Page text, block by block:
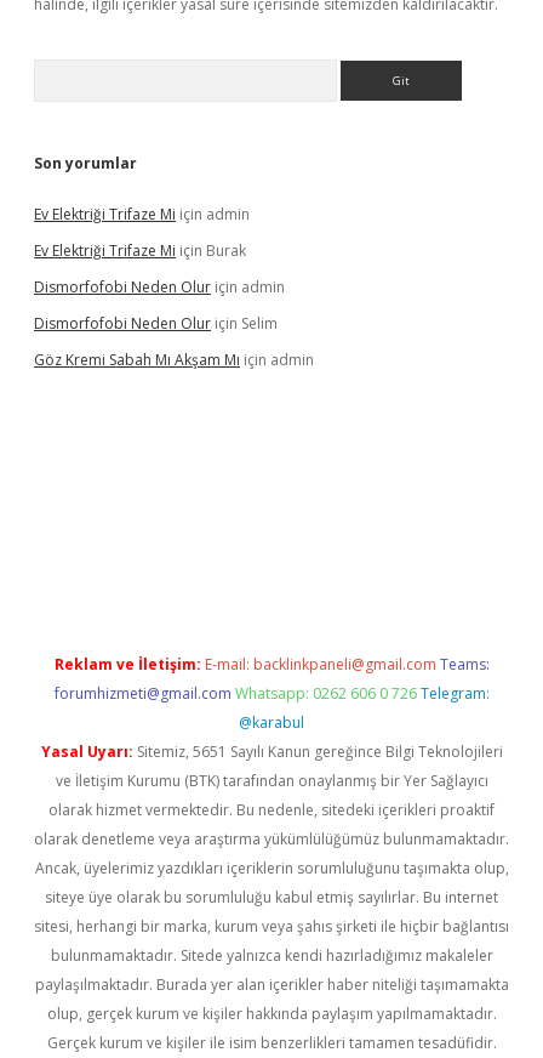
halinde, ilgili içerikler yasal süre içerisinde sitemizden kaldırılacaktır.
Son yorumlar
Ev Elektriği Trifaze Mi için admin
Ev Elektriği Trifaze Mi için Burak
Dismorfofobi Neden Olur için admin
Dismorfofobi Neden Olur için Selim
Göz Kremi Sabah Mı Akşam Mı için admin
Reklam ve İletişim: E-mail: backlinkpaneli@gmail.com Teams:
forumhizmeti@gmail.com Whatsapp: 0262 606 0 726 Telegram:
@karabul
Yasal Uyarı: Sitemiz, 5651 Sayılı Kanun gereğince Bilgi Teknolojileri
ve İletişim Kurumu (BTK) tarafından onaylanmış bir Yer Sağlayıcı
olarak hizmet vermektedir. Bu nedenle, sitedeki içerikleri proaktif
olarak denetleme veya araştırma yükümlülüğümüz bulunmamaktadır.
Ancak, üyelerimiz yazdıkları içeriklerin sorumluluğunu taşımakta olup,
siteye üye olarak bu sorumluluğu kabul etmiş sayılırlar. Bu internet
sitesi, herhangi bir marka, kurum veya şahıs şirketi ile hiçbir bağlantısı
bulunmamaktadır. Sitede yalnızca kendi hazırladığımız makaleler
paylaşılmaktadır. Burada yer alan içerikler haber niteliği taşımamakta
olup, gerçek kurum ve kişiler hakkında paylaşım yapılmamaktadır.
Gerçek kurum ve kişiler ile isim benzerlikleri tamamen tesadüfidir.